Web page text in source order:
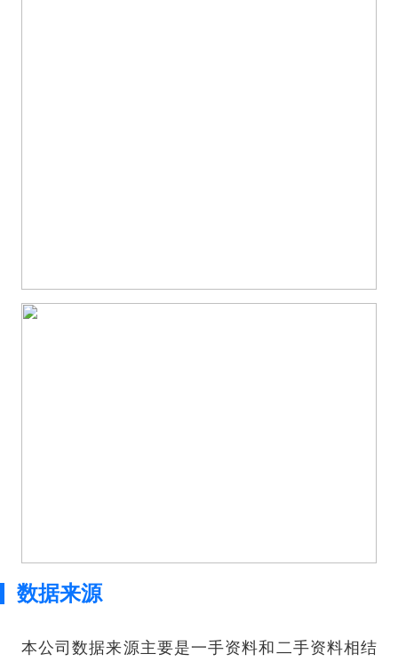
数据来源
本公司数据来源主要是一手资料和二手资料相结